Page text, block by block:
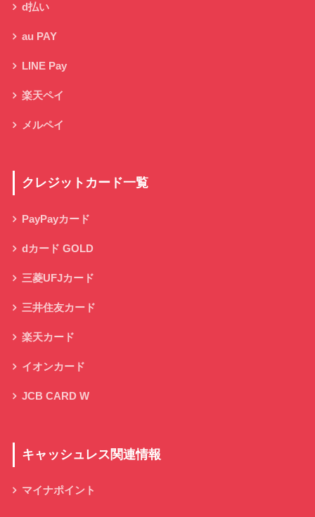
d払い
au PAY
LINE Pay
楽天ペイ
メルペイ
クレジットカード一覧
PayPayカード
dカード GOLD
三菱UFJカード
三井住友カード
楽天カード
イオンカード
JCB CARD W
キャッシュレス関連情報
マイナポイント